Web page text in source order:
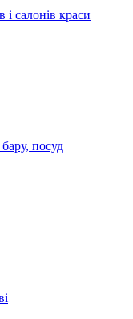
і салонів краси
посуд